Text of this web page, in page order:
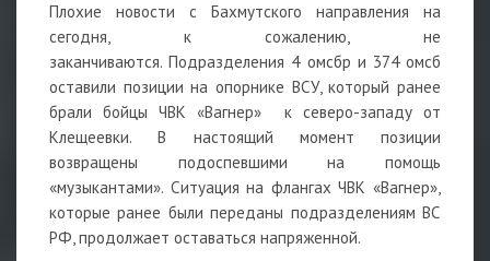
Плохие новости с Бахмутского направления на
сегодня, к сожалению, не
заканчиваются. Подразделения 4 омсбр и 374 омсб
оставили позиции на опорнике ВСУ, который ранее
брали бойцы ЧВК «Вагнер» к северо-западу от
Клещеевки. В настоящий момент позиции
возвращены подоспевшими на помощь
«музыкантами». Ситуация на флангах ЧВК «Вагнер»,
которые ранее были переданы подразделениям ВС
РФ, продолжает оставаться напряженной.